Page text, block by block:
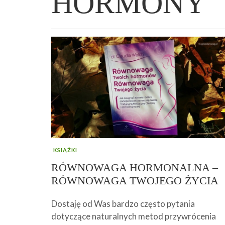
WIELKANOCNA BABKA DROŻDŻOWA –
„TRZYGODZINNA”
„PRZEMIANA” PODRÓŻ DO SIŁY I
WOLNOŚCI :)
GENIALNY ZAKWAS Z BURAKÓW
ROBOTY – WZMACNIA KREW I
AFIRMACJE – TWORZENIE DOBREGO
ŻYCIA!
KSIĄŻKI
RÓWNOWAGA HORMONALNA –
RÓWNOWAGA TWOJEGO ŻYCIA
Dostaję od Was bardzo często pytania
dotyczące naturalnych metod przywrócenia